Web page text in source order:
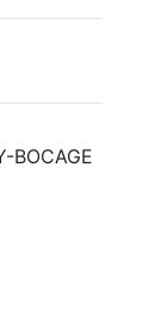
BOCAGE